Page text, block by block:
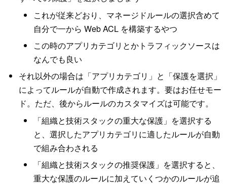
これが従来どおり、マネージドルールの選択含めて
自分で一から Web ACL を構築するやつ
この時のアプリカテゴリとかトラフィックソースは
なんでも良い
それ以外の場合は「アプリカテゴリ」と「保護を選択」
によってルールが自動で作成されます。要はお任せモー
ド。ただ、後からルールのカスタマイズは可能です。
「組織と技術スタックの重大な保護」を選択する
と、選択したアプリカテゴリに適したルールが自動
で組み合わされる
「組織と技術スタックの推奨保護」を選択すると、
重大な保護のルールに加えていくつかのルールが追